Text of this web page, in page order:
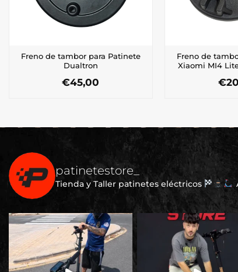
Freno de tambor para Patinete
Dualtron
€45,00
Freno de
Xiaomi MI4
€
patinetestore_
Tienda y Taller patinetes eléctricos